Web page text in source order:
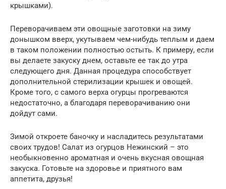
крышками).
Переворачиваем эти овощные заготовки на зиму
донышком вверх, укутываем чем-нибудь теплым и даем
в таком положении полностью остыть. К примеру, если
вы делаете закуску днем, оставьте ее так до утра
следующего дня. Данная процедура способствует
дополнительной стерилизации крышек и овощей.
Кроме того, с самого верха огурцы прогреваются
недостаточно, а благодаря переворачиванию они
дойдут сами.
Зимой откроете баночку и насладитесь результатами
своих трудов! Салат из огурцов Нежинский – это
необыкновенно ароматная и очень вкусная овощная
закуска. Готовьте на здоровье и приятного вам
аппетита, друзья!